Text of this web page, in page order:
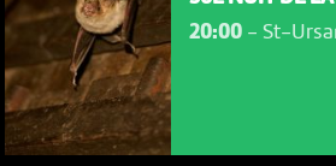
20:00- St-